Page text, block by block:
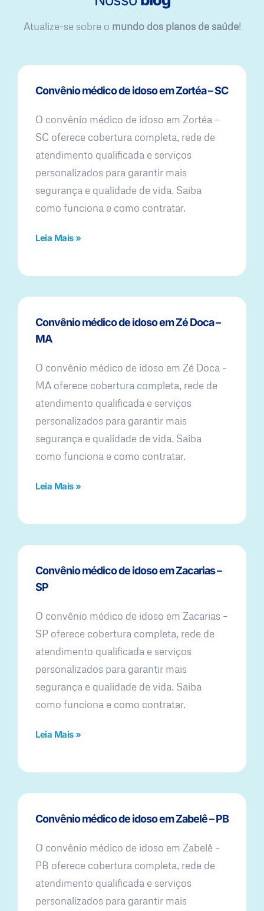
Atualize-se sobre o mundo dos planos de saúde!
Convênio médico de idoso em Zortéa – SC
O convênio médico de idoso em Zortéa –
SC oferece cobertura completa, rede de
atendimento qualificada e serviços
personalizados para garantir mais
segurança e qualidade de vida. Saiba
como funciona e como contratar.
Leia Mais »
Convênio médico de idoso em Zé Doca –
MA
O convênio médico de idoso em Zé Doca –
MA oferece cobertura completa, rede de
atendimento qualificada e serviços
personalizados para garantir mais
segurança e qualidade de vida. Saiba
como funciona e como contratar.
Leia Mais »
Convênio médico de idoso em Zacarias –
SP
O convênio médico de idoso em Zacarias –
SP oferece cobertura completa, rede de
atendimento qualificada e serviços
personalizados para garantir mais
segurança e qualidade de vida. Saiba
como funciona e como contratar.
Leia Mais »
Convênio médico de idoso em Zabelê – PB
O convênio médico de idoso em Zabelê –
PB oferece cobertura completa, rede de
atendimento qualificada e serviços
personalizados para garantir mais